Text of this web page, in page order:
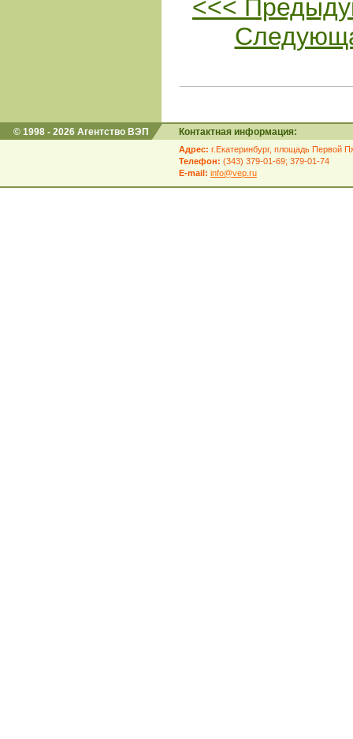
<<<
© 1998 - 2026 Агентство ВЭП Контактная информация:
Адрес: г.Екатеринбург, площадь Первой
Телефон: (343) 379-01-69; 379-01-74
E-mail: info@vep.ru